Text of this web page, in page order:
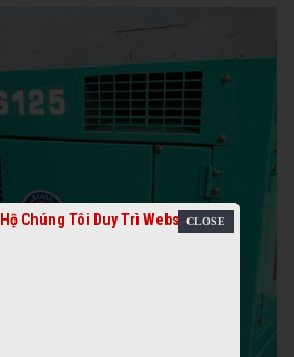
Chúng Tôi Duy Trì Website